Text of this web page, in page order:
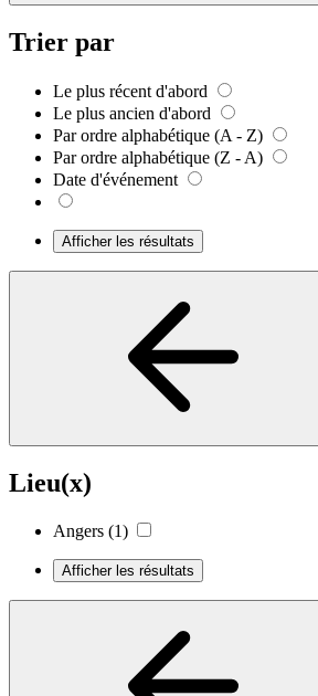
Trier par
Le plus récent d'abord
Le plus ancien d'abord
Par ordre alphabétique (A - Z)
Par ordre alphabétique (Z - A)
Date d'événement
Afficher les résultats
Lieu(x)
Angers (1)
Afficher les résultats